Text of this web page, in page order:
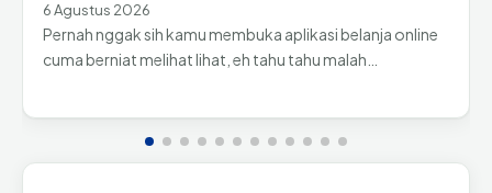
6 Agustus 2026
Pernah nggak sih kamu membuka aplikasi belanja online
cuma berniat melihat lihat, eh tahu tahu malah…